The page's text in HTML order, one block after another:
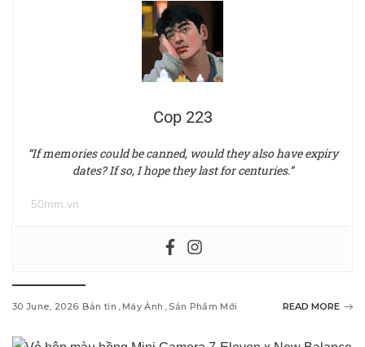
Cop 223
“If memories could be canned, would they also have expiry
dates? If so, I hope they last for centuries.”
50mm.vn
30 June, 2026 Bản tin Máy Ảnh Sản Phẩm Mới READ MORE